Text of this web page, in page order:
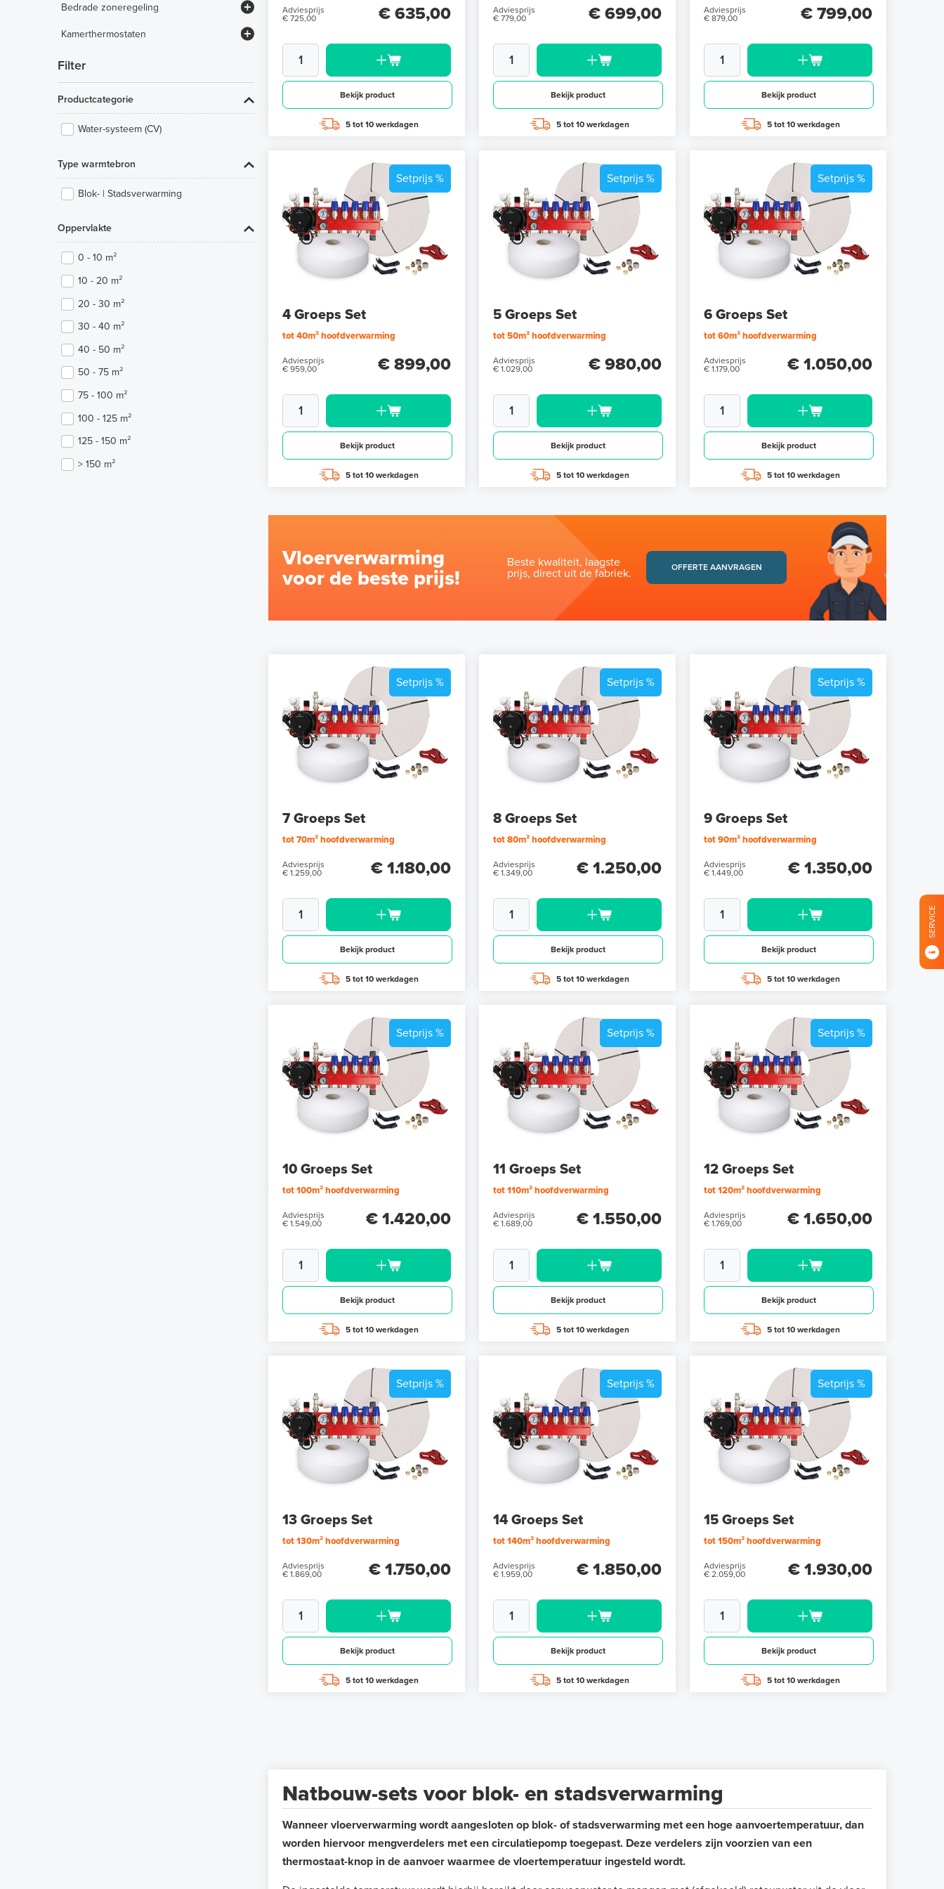
Wavin Sentio-zoneregeling
Honeywell 1-zone RF regeling
MAGNUM 1-zone RF regeling
Bedrade zoneregeling
Kamerthermostaten
Honeywell WiFi-thermostaten
Filter
Productcategorie
Water-systeem (CV)
Type warmtebron
Blok- | Stadsverwarming
Oppervlakte
0 - 10 m²
10 - 20 m²
20 - 30 m²
30 - 40 m²
40 - 50 m²
50 - 75 m²
75 - 100 m²
100 - 125 m²
125 - 150 m²
> 150 m²
Adviesprijs
€ 725,00
€ 635,00
Bekijk product
5 tot 10 werkdagen
Adviesprijs
€ 779,00
€ 699,00
Bekijk product
5 tot 10 werkdagen
Adviesprijs
€ 879,00
€ 799,00
Bekijk product
5 tot 10 werkdagen
Setprijs %
4 Groeps Set
tot 40m² hoofdverwarming
Adviesprijs
€ 959,00
€ 899,00
Bekijk product
5 tot 10 werkdagen
Setprijs %
5 Groeps Set
tot 50m² hoofdverwarming
Adviesprijs
€ 1.029,00
€ 980,00
Bekijk product
5 tot 10 werkdagen
Setprijs %
6 Groeps Set
tot 60m² hoofdverwarming
Adviesprijs
€ 1.179,00
€ 1.050,00
Bekijk product
5 tot 10 werkdagen
Vloerverwarming
voor de beste prijs!
Beste kwaliteit, laagste
prijs, direct uit de fabriek.
OFFERTE AANVRAGEN
Setprijs %
7 Groeps Set
tot 70m² hoofdverwarming
Adviesprijs
€ 1.259,00
€ 1.180,00
Bekijk product
5 tot 10 werkdagen
Setprijs %
8 Groeps Set
tot 80m² hoofdverwarming
Adviesprijs
€ 1.349,00
€ 1.250,00
Bekijk product
5 tot 10 werkdagen
Setprijs %
9 Groeps Set
tot 90m² hoofdverwarming
Adviesprijs
€ 1.449,00
€ 1.350,00
Bekijk product
5 tot 10 werkdagen
Setprijs %
10 Groeps Set
tot 100m² hoofdverwarming
Adviesprijs
€ 1.549,00
€ 1.420,00
Bekijk product
5 tot 10 werkdagen
Setprijs %
11 Groeps Set
tot 110m² hoofdverwarming
Adviesprijs
€ 1.689,00
€ 1.550,00
Bekijk product
5 tot 10 werkdagen
Setprijs %
12 Groeps Set
tot 120m² hoofdverwarming
Adviesprijs
€ 1.769,00
€ 1.650,00
Bekijk product
5 tot 10 werkdagen
Setprijs %
13 Groeps Set
tot 130m² hoofdverwarming
Adviesprijs
€ 1.869,00
€ 1.750,00
Bekijk product
5 tot 10 werkdagen
Setprijs %
14 Groeps Set
tot 140m² hoofdverwarming
Adviesprijs
€ 1.959,00
€ 1.850,00
Bekijk product
5 tot 10 werkdagen
Setprijs %
15 Groeps Set
tot 150m² hoofdverwarming
Adviesprijs
€ 2.059,00
€ 1.930,00
Bekijk product
5 tot 10 werkdagen
Natbouw-sets voor blok- en stadsverwarming
Wanneer vloerverwarming wordt aangesloten op blok- of stadsverwarming met een hoge aanvoertemperatuur, dan
worden hiervoor mengverdelers met een circulatiepomp toegepast. Deze verdelers zijn voorzien van een
thermostaat-knop in de aanvoer waarmee de vloertemperatuur ingesteld wordt.
SERVICE